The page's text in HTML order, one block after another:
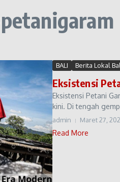
BALI Berita Lokal
Eksistensi
Eksistensi Petani
kini. Di tengah
admin Maret 27,
Read More